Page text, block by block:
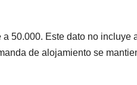
50.000. Este dato no incluye
de alojamiento se